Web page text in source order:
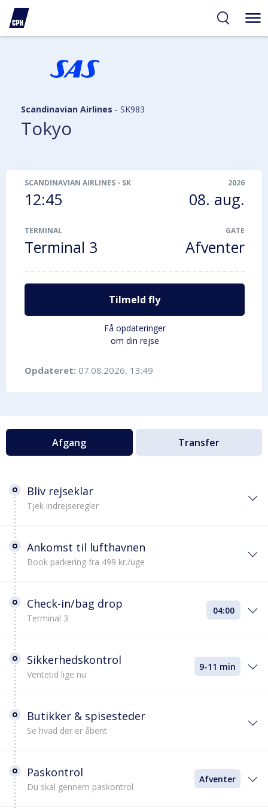
Scandinavian Airlines - SK983
Tokyo
SCANDINAVIAN AIRLINES - SK983
12:45
2026
08. aug.
TERMINAL
Terminal 3
GATE
Afventer
Tilmeld fly
Få opdateringer
om din rejse
Opdateret: 07.08.2026, 13:49
Afgang Transfer
Bliv rejseklar
Tjek indrejseregler
Ankomst til lufthavnen
Book parkering fra 499 kr./uge
Check-in/bag drop
Terminal 3
04:00
Sikkerhedskontrol
Ventetid lige nu
9-11 min
Butikker & spisesteder
Se hvad der er åbent
Paskontrol
Du skal gennem paskontrol
Afventer